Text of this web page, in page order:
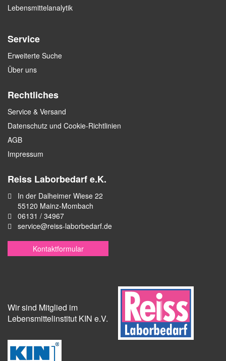
Lebensmittelanalytik
Service
Erweiterte Suche
Über uns
Rechtliches
Service & Versand
Datenschutz und Cookie-Richtlinien
AGB
Impressum
Reiss Laborbedarf e.K.
In der Dalheimer Wiese 22
55120 Mainz-Mombach
06131 / 34967
service@reiss-laborbedarf.de
Kontaktformular
Wir sind Mitglied im
Lebensmittelinstitut KIN e.V.